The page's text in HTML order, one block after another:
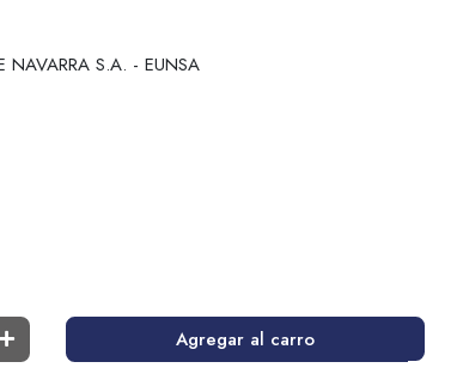
NAVARRA S.A. - EUNSA
Agregar al carro